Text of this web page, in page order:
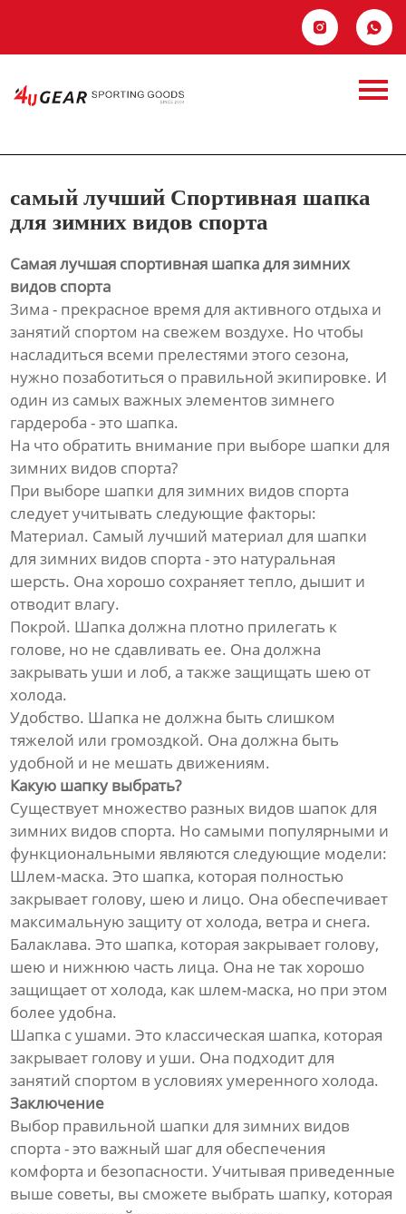
 
Контакты
самый лучший
для зимних видов
спорта
самый лучший Спортивная шапка
для зимних видов спорта
Самая лучшая спортивная шапка для зимних
видов спорта
Зима - прекрасное время для активного отдыха и
занятий спортом на свежем воздухе. Но чтобы
насладиться всеми прелестями этого сезона,
нужно позаботиться о правильной экипировке. И
один из самых важных элементов зимнего
гардероба - это шапка.
На что обратить внимание при выборе шапки для
зимних видов спорта?
При выборе шапки для зимних видов спорта
следует учитывать следующие факторы:
Материал. Самый лучший материал для шапки
для зимних видов спорта - это натуральная
шерсть. Она хорошо сохраняет тепло, дышит и
отводит влагу.
Покрой. Шапка должна плотно прилегать к
голове, но не сдавливать ее. Она должна
закрывать уши и лоб, а также защищать шею от
холода.
Удобство. Шапка не должна быть слишком
тяжелой или громоздкой. Она должна быть
удобной и не мешать движениям.
Какую шапку выбрать?
Существует множество разных видов шапок для
зимних видов спорта. Но самыми популярными и
функциональными являются следующие модели:
Шлем-маска. Это шапка, которая полностью
закрывает голову, шею и лицо. Она обеспечивает
максимальную защиту от холода, ветра и снега.
Балаклава. Это шапка, которая закрывает голову,
шею и нижнюю часть лица. Она не так хорошо
защищает от холода, как шлем-маска, но при этом
более удобна.
Шапка с ушами. Это классическая шапка, которая
закрывает голову и уши. Она подходит для
занятий спортом в условиях умеренного холода.
Заключение
Выбор правильной шапки для зимних видов
спорта - это важный шаг для обеспечения
комфорта и безопасности. Учитывая приведенные
выше советы, вы сможете выбрать шапку, которая